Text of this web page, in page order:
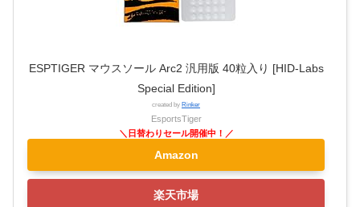
ESPTIGER マウスソール Arc2 汎用版 40粒入り [HID-Labs
Special Edition]
created by Rinker
EsportsTiger
Amazon
楽天市場